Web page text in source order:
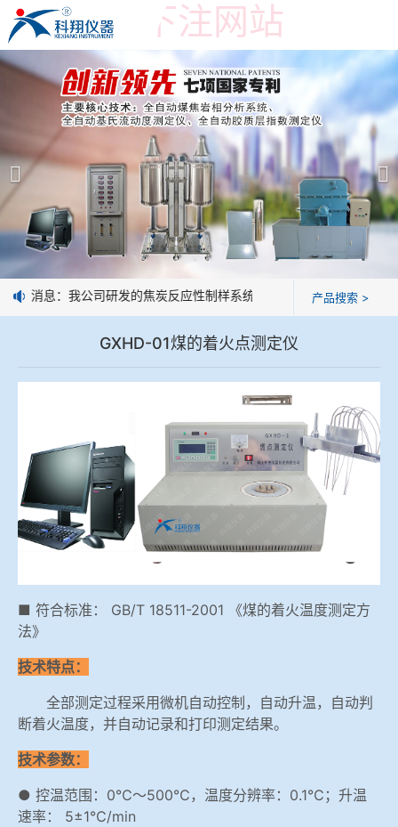
世界杯投下注网站
世界杯投下注网站
产品展示 ＞
焦炭高温性能检测系统
焦化行业检测及优化配煤设备
球团矿/烧结矿/块矿高温冶金性能检测系统
烧结/球团优化配矿研究设备
高炉配吹煤检测设备
冶金石灰活性度测定仪
矿石、焦炭物理检测及制样设备
公司简介
世界杯投下注网站
企业业绩
技术交流
标准下载
世界杯投下注网站
好消息：我公司研发的焦炭反应性制样系统，全部制样过程机械化
产品搜索 >
GXHD-01煤的着火点测定仪
■ 符合标准： GB/T 18511-2001 《煤的着火温度测定方
法》
技术特点：
全部测定过程采用微机自动控制，自动升温，自动判
断着火温度，并自动记录和打印测定结果。
技术参数：
● 控温范围：0℃～500℃，温度分辨率：0.1℃；升温
速率： 5±1℃/min